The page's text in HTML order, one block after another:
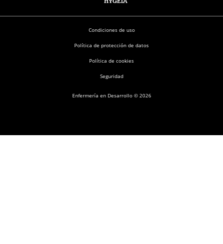
Enfermería en Desarrollo © 2026
Condiciones de uso
Política de protección de datos
Política de cookies
Seguridad